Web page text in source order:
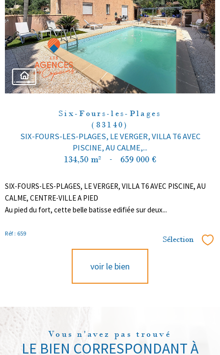
Six-Fours-les-Plages
(83140)
SIX-FOURS-LES-PLAGES, LE VERGER, VILLA T6 AVEC
PISCINE, AU CALME,...
134,50 m² - 659 000 €
SIX-FOURS-LES-PLAGES, LE VERGER, VILLA T6 AVEC PISCINE, AU
CALME, CENTRE-VILLE A PIED
Au pied du fort, cette belle batisse edifiée sur deux...
Réf : 659
Sélection
voir le bien
Vous n'avez pas trouvé
LE BIEN CORRESPONDANT À